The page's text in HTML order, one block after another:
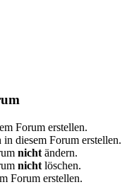
Forum erstellen.
diesem Forum erstellen.
nicht ändern.
nicht löschen.
Forum erstellen.